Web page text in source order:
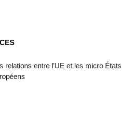
relations entre l’UE et les micro États